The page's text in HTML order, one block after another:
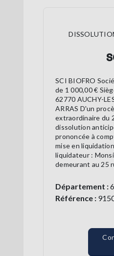
SCI BIOFRO
de 1 000,00 €
62770 AUCHY-
ARRAS D'un
extraordinaire du
dissolution
prononcée à
mise en
liquidateur :
demeurant au 25
Département :
Référence :